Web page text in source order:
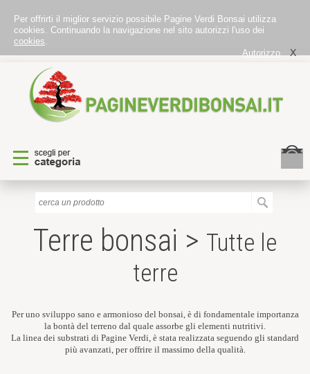
Per offrirti il miglior servizio possibile Pagine Verdi Bonsai utilizza
cookies. Continuando la navigazione nel sito autorizzi l'uso dei
cookies.
Autorizzo
X
Terre bonsai > Tutte le
terre
Per uno sviluppo sano e armonioso del bonsai, è di fondamentale importanza
la bontà del terreno dal quale assorbe gli elementi nutritivi.
La linea dei substrati di Pagine Verdi, è stata realizzata seguendo gli standard
più avanzati, per offrire il massimo della qualità.